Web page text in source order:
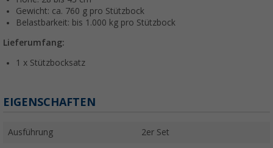
Gewicht: ca. 760 g pro Stützbock
Belastbarkeit: bis 1.000 kg pro Stützbock
Lieferumfang:
1 x Stützbocksatz
EIGENSCHAFTEN
Ausführung 2er Set